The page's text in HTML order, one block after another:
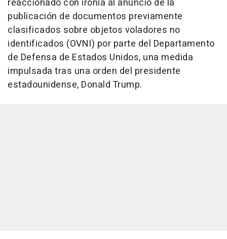
reaccionado con ironía al anuncio de la
publicación de documentos previamente
clasificados sobre objetos voladores no
identificados (OVNI) por parte del Departamento
de Defensa de Estados Unidos, una medida
impulsada tras una orden del presidente
estadounidense, Donald Trump.